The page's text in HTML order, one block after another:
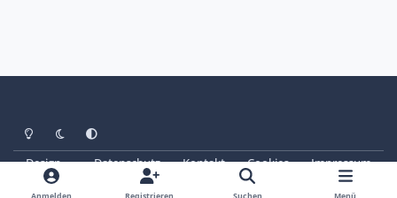
Heller ModusDunkler Modus
Systemeinstellung
Design Datenschutz Kontakt Cookies
Impressum
© Copyright 2025 - SAABoteure e. V.
Powered by Invision Community
Anmelden Registrieren Suchen Menü